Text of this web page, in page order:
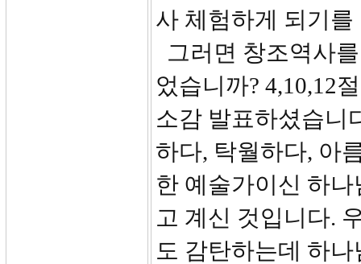
사 체험하게 되기
그러면 창조역사
었습니까? 4,10,12
소감 발표하셨습니
하다, 탁월하다, 아
한 예술가이신 하
고 계신 것입니다.
도 감탄하는데 하